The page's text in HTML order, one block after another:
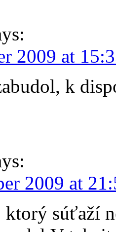
2009 at
k
2009 at
ktorý súťaží